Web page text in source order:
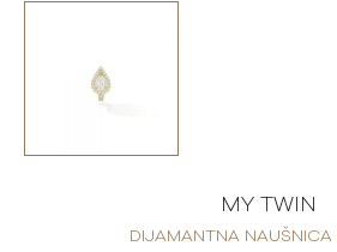
MY TWIN
DIJAMANTNA NAUŠNICA